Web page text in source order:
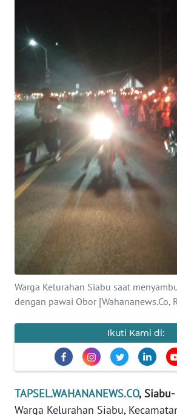
Warga Kelurahan Siabu saat
dengan pawai Obor [Wahananews.Co,
Ikuti Kami di:
TAPSEL.WAHANANEWS.CO, Siabu-
Warga Kelurahan Siabu,
BERITA
KONTAK
KAMI
INFO
IKLAN
TENTANG
KAMI
MEDIA
REDAKSI
KARIR
DISCLAIMER
News
WN